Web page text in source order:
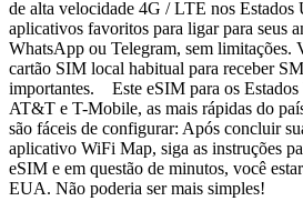
de alta velocidade 4G / LTE nos Estados
aplicativos favoritos para ligar para seus
WhatsApp ou Telegram, sem limitações.
cartão SIM local habitual para receber
importantes. Este eSIM para os Estados
AT&T e T-Mobile, as mais rápidas do
são fáceis de configurar: Após concluir
aplicativo WiFi Map, siga as instruções
eSIM e em questão de minutos, você
EUA. Não poderia ser mais simples!